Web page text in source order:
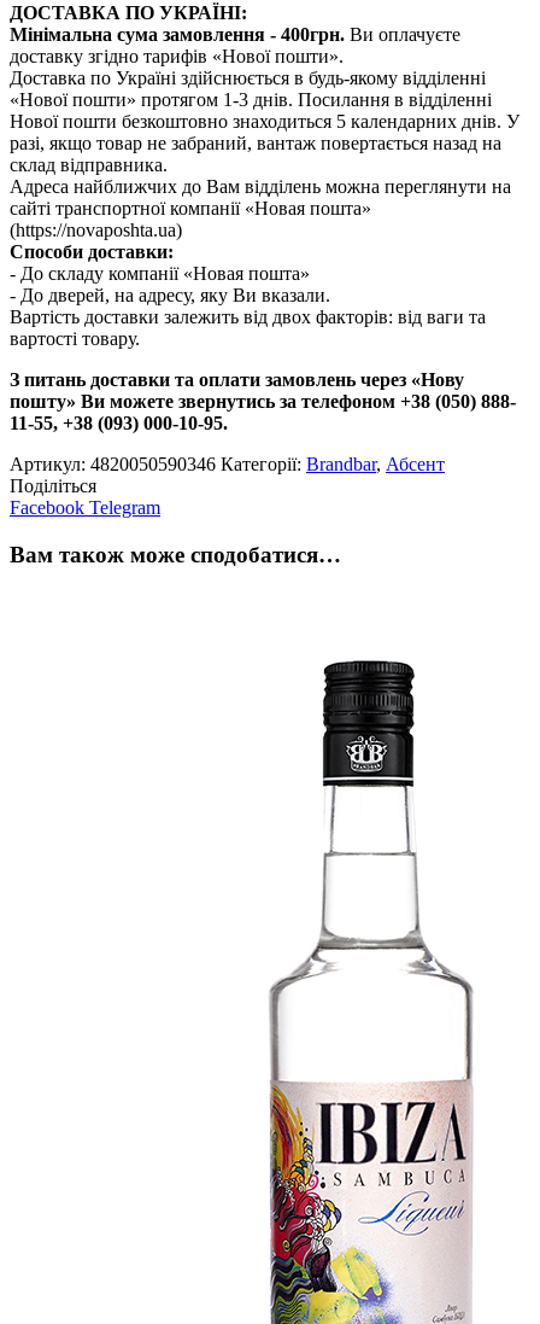
ДОСТАВКА ПО УКРАЇНІ:
Мінімальна сума замовлення - 400грн. Ви оплачуєте
доставку згідно тарифів «Нової пошти».
Доставка по Україні здійснюється в будь-якому відділенні
«Нової пошти» протягом 1-3 днів. Посилання в відділенні
Нової пошти безкоштовно знаходиться 5 календарних днів. У
разі, якщо товар не забраний, вантаж повертається назад на
склад відправника.
Адреса найближчих до Вам відділень можна переглянути на
сайті транспортної компанії «Новая пошта»
(https://novaposhta.ua)
Способи доставки:
- До складу компанії «Новая пошта»
- До дверей, на адресу, яку Ви вказали.
Вартість доставки залежить від двох факторів: від ваги та
вартості товару.
З питань доставки та оплати замовлень через «Нову
пошту» Ви можете звернутись за телефоном +38 (050) 888-
11-55, +38 (093) 000-10-95.
Артикул: 4820050590346 Категорії: Brandbar, Абсент
Поділіться
Facebook Telegram
Вам також може сподобатися…